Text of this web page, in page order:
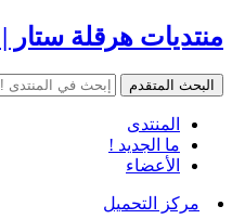
منتديات هرقلة ستار | Hergla Star Forums
المنتدى
ما الجديد !
الأعضاء
مركز التحميل